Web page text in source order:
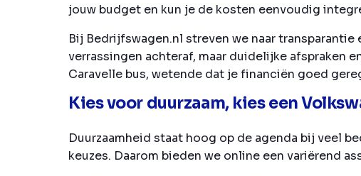
jouw budget en kun je de kosten eenvoudig
Bij Bedrijfswagen.nl streven we naar
verrassingen achteraf, maar duidelijke afspraken
Caravelle bus, wetende dat je financiën goed
Kies voor duurzaam, kies een
Duurzaamheid staat hoog op de agenda bij veel
keuzes. Daarom bieden we online een variërend